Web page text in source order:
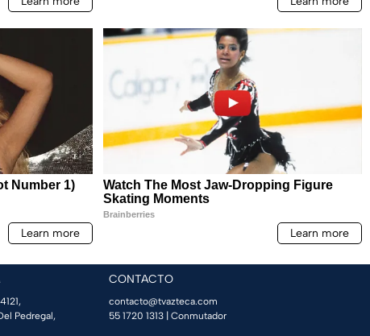
Pedregal,
CONTACTO
contacto@tvazteca.com
55 1720 1313 | Conmutador